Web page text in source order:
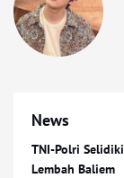
News
TNI-Polri
Lembah Baliem